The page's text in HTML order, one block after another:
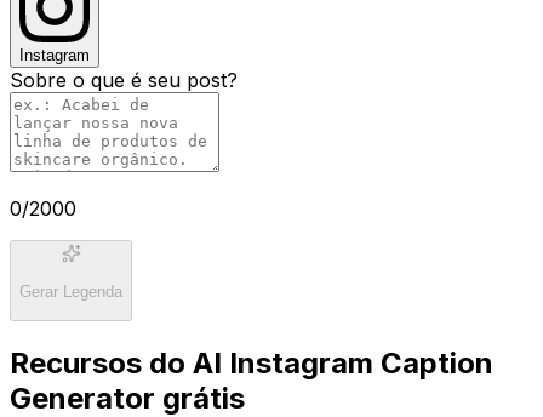
Instagram
Sobre o que é seu post?
0/2000
Gerar Legenda
Recursos do AI Instagram Caption
Generator grátis